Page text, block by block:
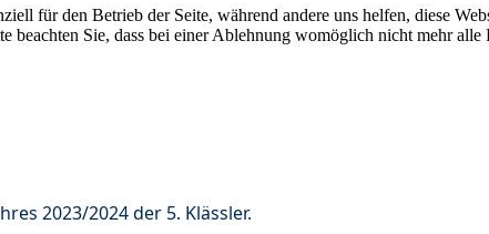
2023/2024 der 5. Klässler.
für den Betrieb der Seite, während andere uns helfen, diese
beachten Sie, dass bei einer Ablehnung womöglich nicht mehr